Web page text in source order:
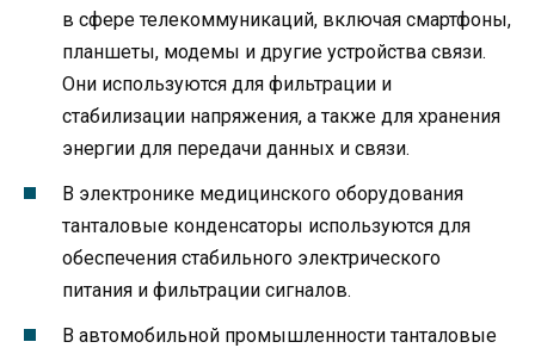
в сфере телекоммуникаций, включая смартфоны,
планшеты, модемы и другие устройства связи.
Они используются для фильтрации и
стабилизации напряжения, а также для хранения
энергии для передачи данных и связи.
В электронике медицинского оборудования
танталовые конденсаторы используются для
обеспечения стабильного электрического
питания и фильтрации сигналов.
В автомобильной промышленности танталовые